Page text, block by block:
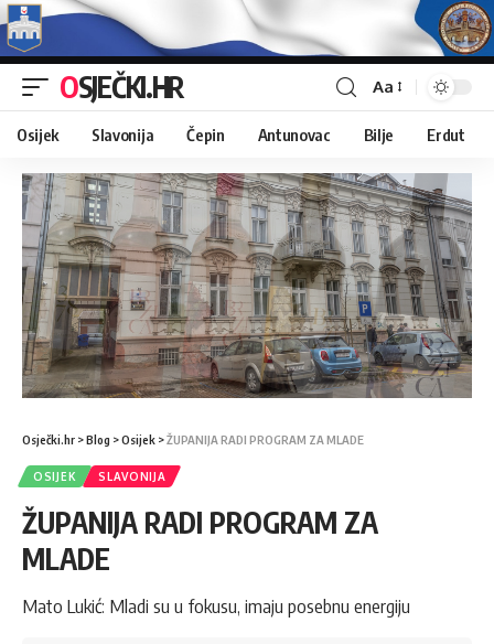
OSJEČKI.HR Aa
Osijek Slavonija Čepin Antunovac Bilje Erdut
Osječki.hr >Blog >Osijek >ŽUPANIJA RADI PROGRAM ZA MLADE
OSIJEK SLAVONIJA
ŽUPANIJA RADI PROGRAM ZA
MLADE
Mato Lukić: Mladi su u fokusu, imaju posebnu energiju